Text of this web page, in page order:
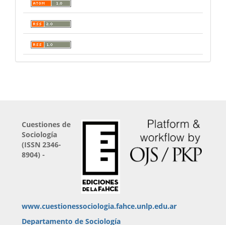
Cuestiones de
Sociología
(ISSN 2346-
8904) -
www.cuestionessociologia.fahce.unlp.edu.ar
Departamento de Sociología